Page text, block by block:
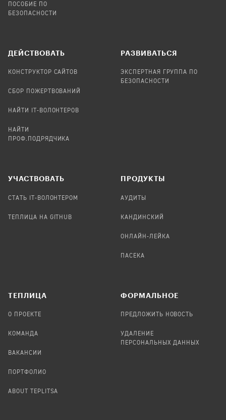
ПОСОБИЕ ПО
БЕЗОПАСНОСТИ
ДЕЙСТВОВАТЬ
КОНСТРУКТОР САЙТОВ
СБОР ПОЖЕРТВОВАНИЙ
НАЙТИ IT-ВОЛОНТЕРОВ
НАЙТИ
ПРОФ.ПОДРЯДЧИКА
РАЗВИВАТЬСЯ
ЭКСПЕРТНАЯ ГРУППА ПО
БЕЗОПАСНОСТИ
УЧАСТВОВАТЬ
СТАТЬ IT-ВОЛОНТЕРОМ
ТЕПЛИЦА НА GITHUB
ПРОДУКТЫ
АУДИТЫ
КАНДИНСКИЙ
ОНЛАЙН-ЛЕЙКА
ПАСЕКА
TЕПЛИЦА
О ПРОЕКТЕ
КОМАНДА
ВАКАНСИИ
ПОРТФОЛИО
ABOUT TEPLITSA
ФОРМАЛЬНОЕ
ПРЕДЛОЖИТЬ НОВОСТЬ
УДАЛЕНИЕ
ПЕРСОНАЛЬНЫХ ДАННЫХ